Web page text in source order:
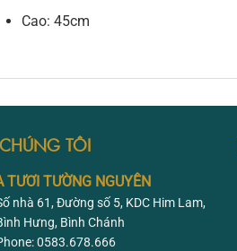
Cao: 45cm
TÔI
TƯƠI TƯỜNG NGUYÊN
nhà 61, Đường số 5, KDC Him Lam,
Hưng, Bình Chánh
0583.678.666